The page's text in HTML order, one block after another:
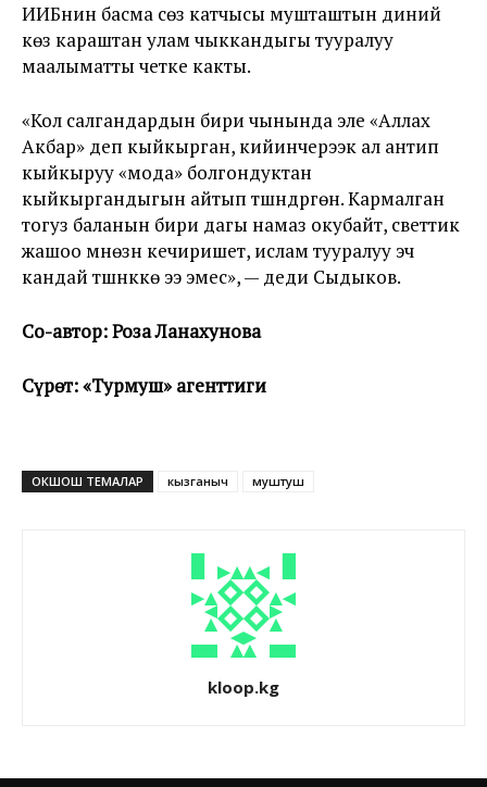
ИИБнин басма сөз катчысы мушташтын диний
көз караштан улам чыккандыгы тууралуу
маалыматты четке какты.
«Кол салгандардын бири чынында эле «Аллах
Акбар» деп кыйкырган, кийинчерээк ал антип
кыйкыруу «мода» болгондуктан
кыйкыргандыгын айтып түшүндүргөн. Кармалган
тогуз баланын бири дагы намаз окубайт, светтик
жашоо мүнөзүн кечиришет, ислам тууралуу эч
кандай түшүнүккө ээ эмес», — деди Сыдыков.
Со-автор: Роза Ланахунова
Сүрөт: «Турмуш» агенттиги
ОКШОШ ТЕМАЛАР кызганыч муштуш
kloop.kg